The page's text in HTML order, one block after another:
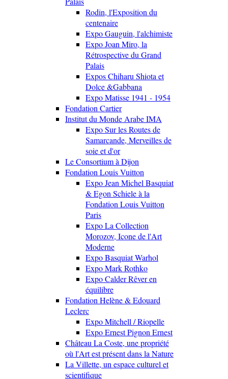
Rodin, l'Exposition du
centenaire
Expo Gauguin, l'alchimiste
Expo Joan Miro, la
Rétrospective du Grand
Palais
Expos Chiharu Shiota et
Dolce &Gabbana
Expo Matisse 1941 - 1954
Fondation Cartier
Institut du Monde Arabe IMA
Expo Sur les Routes de
Samarcande, Merveilles de
soie et d'or
Le Consortium à Dijon
Fondation Louis Vuitton
Expo Jean Michel Basquiat
& Egon Schiele à la
Fondation Louis Vuitton
Paris
Expo La Collection
Morozov, Icone de l'Art
Moderne
Expo Basquiat Warhol
Expo Mark Rothko
Expo Calder Rêver en
équilibre
Fondation Helène & Edouard
Leclerc
Expo Mitchell / Riopelle
Expo Ernest Pignon Ernest
Château La Coste, une propriété
où l'Art est présent dans la Nature
La Villette, un espace culturel et
scientifique